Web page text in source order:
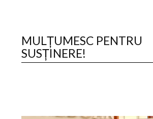
MULȚUMESC PENTRU
SUSȚINERE!